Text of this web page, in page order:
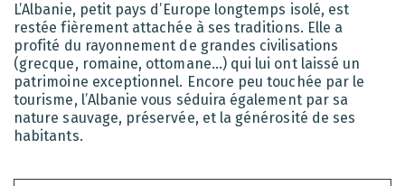
L’Albanie, petit pays d’Europe longtemps isolé, est
restée fièrement attachée à ses traditions. Elle a
profité du rayonnement de grandes civilisations
(grecque, romaine, ottomane…) qui lui ont laissé un
patrimoine exceptionnel. Encore peu touchée par le
tourisme, l’Albanie vous séduira également par sa
nature sauvage, préservée, et la générosité de ses
habitants.